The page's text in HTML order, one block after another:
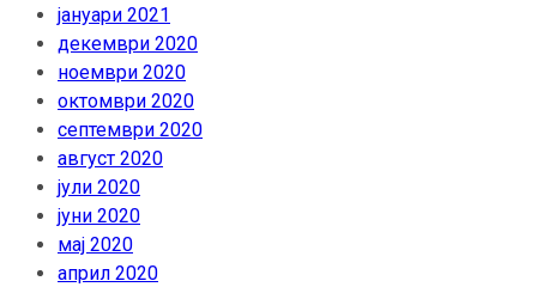
јануари 2021
декември 2020
ноември 2020
октомври 2020
септември 2020
август 2020
јули 2020
јуни 2020
мај 2020
април 2020